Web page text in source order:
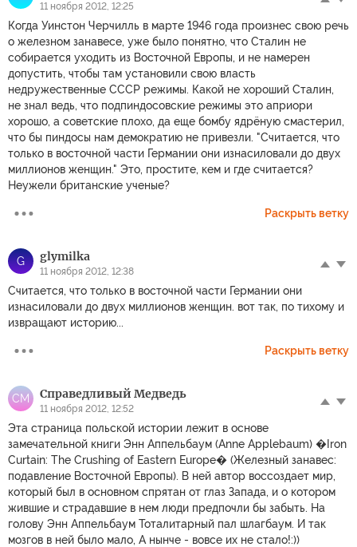
11 ноября 2012, 12:25
Когда Уинстон Черчилль в марте 1946 года произнес свою речь
о железном занавесе, уже было понятно, что Сталин не
собирается уходить из Восточной Европы, и не намерен
допустить, чтобы там установили свою власть
недружественные СССР режимы. Какой не хороший Сталин,
не знал ведь, что подпиндосовские режимы это априори
хорошо, а советские плохо, да еще бомбу ядрёную смастерил,
что бы пиндосы нам демократию не привезли. "Считается, что
только в восточной части Германии они изнасиловали до двух
миллионов женщин." Это, простите, кем и где считается?
Неужели британские ученые?
Раскрыть ветку
G glymilka
11 ноября 2012, 12:38
Считается, что только в восточной части Германии они
изнасиловали до двух миллионов женщин. вот так, по тихому и
извращают историю...
Раскрыть ветку
СМ Справедливый Медведь
11 ноября 2012, 12:52
Эта страница польской истории лежит в основе
замечательной книги Энн Аппельбаум (Anne Applebaum) �Iron
Curtain: The Crushing of Eastern Europe� (Железный занавес:
подавление Восточной Европы). В ней автор воссоздает мир,
который был в основном спрятан от глаз Запада, и о котором
жившие и страдавшие в нем люди предпочли бы забыть. На
голову Энн Аппельбаум Тоталитарный пал шлагбаум. И так
мозгов в ней было мало, А нынче - вовсе их не стало!:))